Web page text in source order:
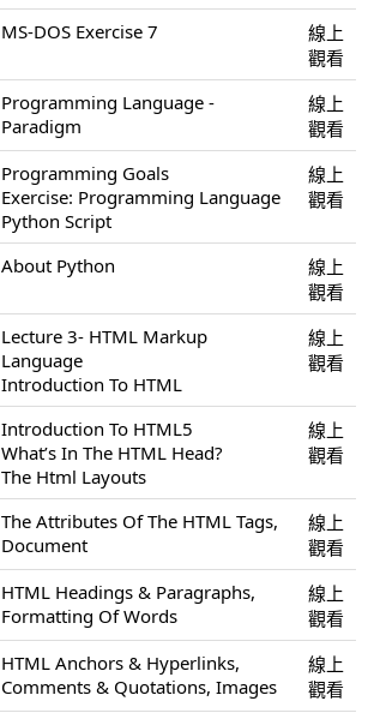
MS-DOS Exercise 7
線上
觀看
Programming Language -
Paradigm
線上
觀看
Programming Goals
Exercise: Programming Language
Python Script
線上
觀看
About Python
線上
觀看
Lecture 3- HTML Markup
Language
Introduction To HTML
線上
觀看
Introduction To HTML5
What’s In The HTML Head?
The Html Layouts
線上
觀看
The Attributes Of The HTML Tags,
Document
線上
觀看
HTML Headings & Paragraphs,
Formatting Of Words
線上
觀看
HTML Anchors & Hyperlinks,
Comments & Quotations, Images
線上
觀看